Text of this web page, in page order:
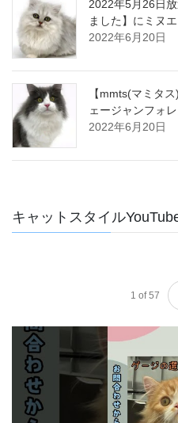
2022年5月26日
ました】にミヌ
2022年6月20日
【mmts(マミタ
ェージャンフォ
2022年6月20日
キャットスタイル
1 of 57